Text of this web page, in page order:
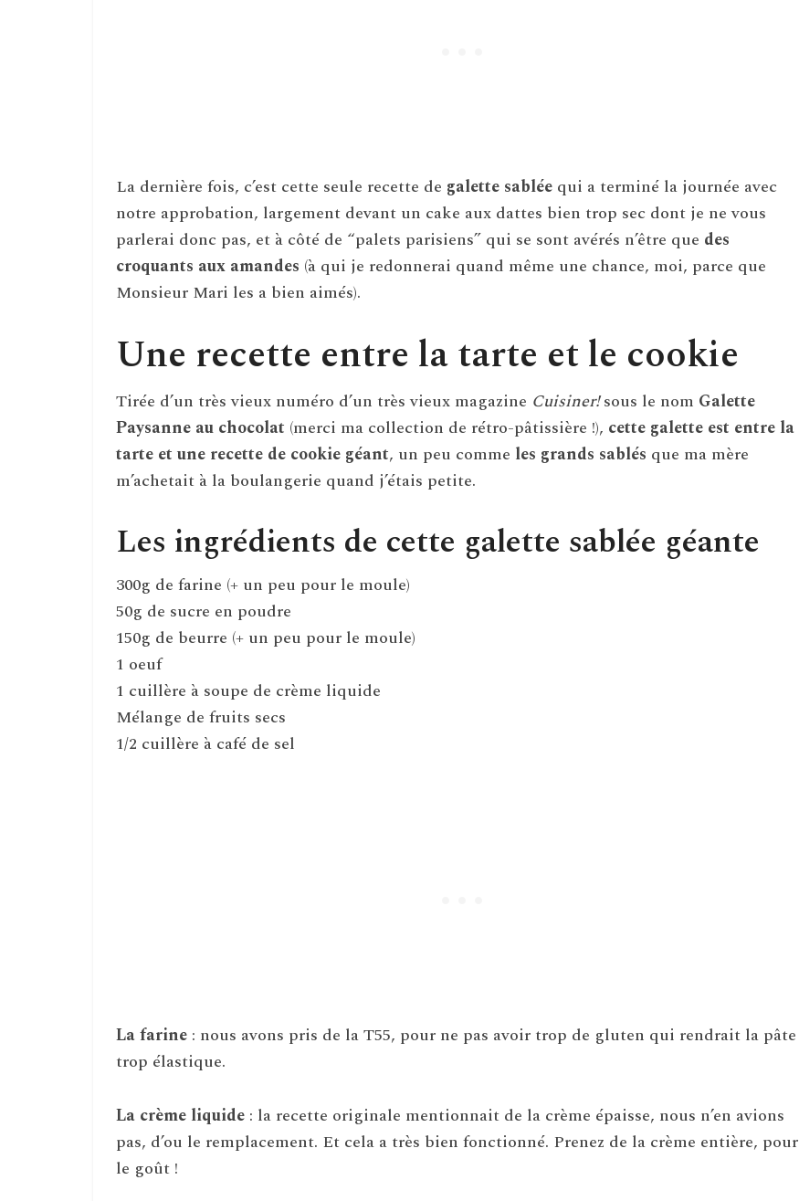
La dernière fois, c’est cette seule recette de galette sablée qui a terminé la journée avec
notre approbation, largement devant un cake aux dattes bien trop sec dont je ne vous
parlerai donc pas, et à côté de “palets parisiens” qui se sont avérés n’être que des
croquants aux amandes (à qui je redonnerai quand même une chance, moi, parce que
Monsieur Mari les a bien aimés).
Une recette entre la tarte et le cookie
Tirée d’un très vieux numéro d’un très vieux magazine Cuisiner!sous le nom Galette
Paysanne au chocolat (merci ma collection de rétro-pâtissière !), cette galette est entre la
tarte et une recette de cookie géant, un peu comme les grands sablés que ma mère
m’achetait à la boulangerie quand j’étais petite.
Les ingrédients de cette galette sablée géante
300g de farine (+ un peu pour le moule)
50g de sucre en poudre
150g de beurre (+ un peu pour le moule)
1 oeuf
1 cuillère à soupe de crème liquide
Mélange de fruits secs
1/2 cuillère à café de sel
La farine : nous avons pris de la T55, pour ne pas avoir trop de gluten qui rendrait la pâte
trop élastique.
La crème liquide : la recette originale mentionnait de la crème épaisse, nous n’en avions
pas, d’ou le remplacement. Et cela a très bien fonctionné. Prenez de la crème entière, pour
le goût !